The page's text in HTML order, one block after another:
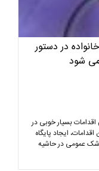
در دستور
شود
اقدامات بسیار خوبی در
ایجاد پایگاه
عمومی در حاشیه